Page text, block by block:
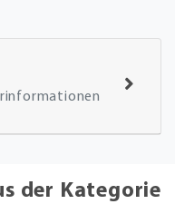
der Kategorie